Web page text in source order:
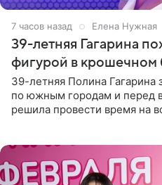
7 часов назад Елена Нужная
39-летняя Гагарина
фигурой в крошечном
39-летняя Полина Гагарина
по южным городам и перед
решила провести время на